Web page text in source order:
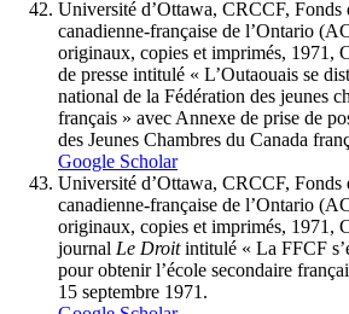
Université d’Ottawa, CRCCF, Fonds
canadienne-française de l’Ontario
originaux, copies et imprimés, 1971,
de presse intitulé « L’Outaouais se
national de la Fédération des jeunes
français » avec Annexe de prise de
des Jeunes Chambres du Canada
Google Scholar
Université d’Ottawa, CRCCF, Fonds
canadienne-française de l’Ontario
originaux, copies et imprimés, 1971,
journal Le Droitintitulé « La FFCF
pour obtenir l’école secondaire
15 septembre 1971.